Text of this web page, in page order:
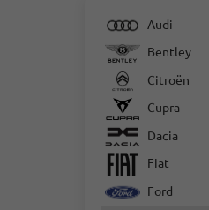
Audi
Bentley
Citroën
Cupra
Dacia
Fiat
Ford